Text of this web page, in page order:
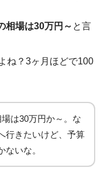
相場は30万円～ と言
ね？3ヶ月ほどで100
は30万円か～。な
行きたいけど、予算
ないな。